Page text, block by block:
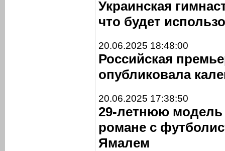
Украинская
что будет
20.06.2025 18:48:00
Российская
опубликовала
20.06.2025 17:38:50
29-летнюю модель
романе с
Ямалем